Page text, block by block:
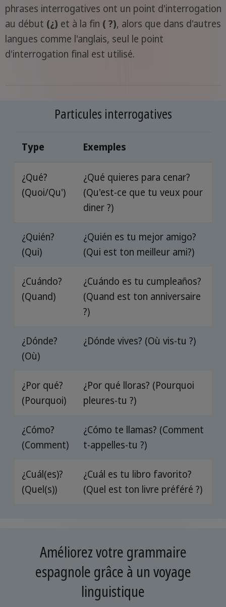
phrases interrogatives ont un point d'interrogation
au début (¿) et à la fin ( ?), alors que dans d'autres
langues comme l'anglais, seul le point
d'interrogation final est utilisé.
Particules interrogatives
Type Exemples
¿Qué?
(Quoi/Qu')
¿Qué quieres para cenar?
(Qu'est-ce que tu veux pour
diner ?)
¿Quién?
(Qui)
¿Quién es tu mejor amigo?
(Qui est ton meilleur ami?)
¿Cuándo?
(Quand)
¿Cuándo es tu cumpleaños?
(Quand est ton anniversaire
?)
¿Dónde?
(Où)
¿Dónde vives? (Où vis-tu ?)
¿Por qué?
(Pourquoi)
¿Por qué lloras? (Pourquoi
pleures-tu ?)
¿Cómo?
(Comment)
¿Cómo te llamas? (Comment
t-appelles-tu ?)
¿Cuál(es)?
(Quel(s))
¿Cuál es tu libro favorito?
(Quel est ton livre préféré ?)
Améliorez votre grammaire
espagnole grâce à un voyage
linguistique